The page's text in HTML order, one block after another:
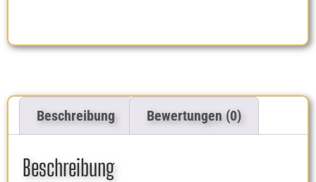
Beschreibung Bewertungen (0)
Beschreibung